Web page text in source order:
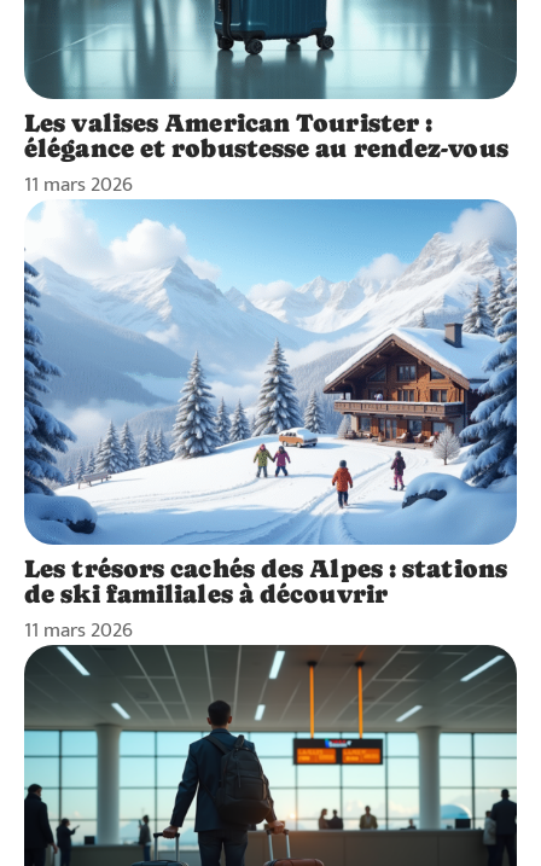
Les valises American Tourister :
élégance et robustesse au rendez-vous
11 mars 2026
Les trésors cachés des Alpes : stations
de ski familiales à découvrir
11 mars 2026